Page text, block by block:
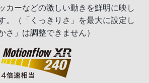
カーなどの激しい動きを鮮明に映し
。（「くっきりさ」を最大に設定し
さ」は調整できません）